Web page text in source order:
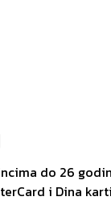
do 26
i Dina